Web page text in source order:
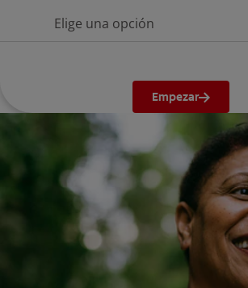
Elige una opción
Empezar